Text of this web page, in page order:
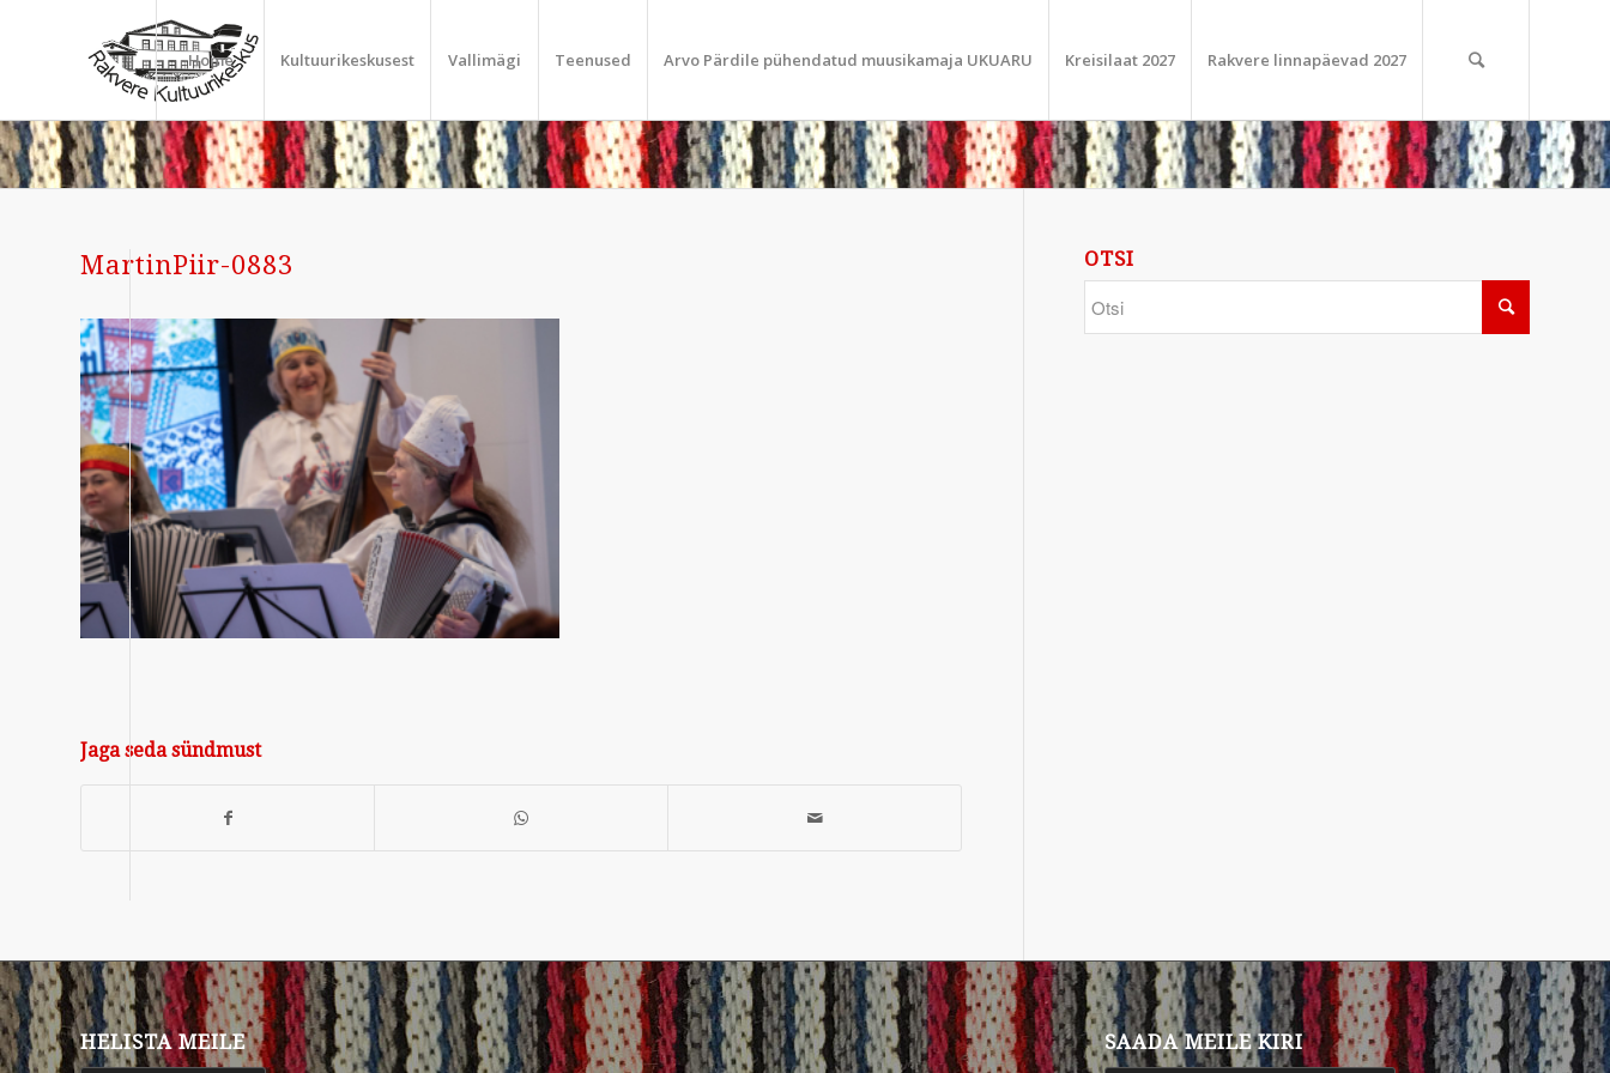
Home Kultuurikeskusest Vallimägi Teenused Arvo Pärdile pühendatud muusikamaja UKUARU Kreisilaat 2027 Rakvere linnapäevad 2027
MartinPiir-0883
Jaga seda sündmust
OTSI
HELISTA MEILE SAADA MEILE KIRI